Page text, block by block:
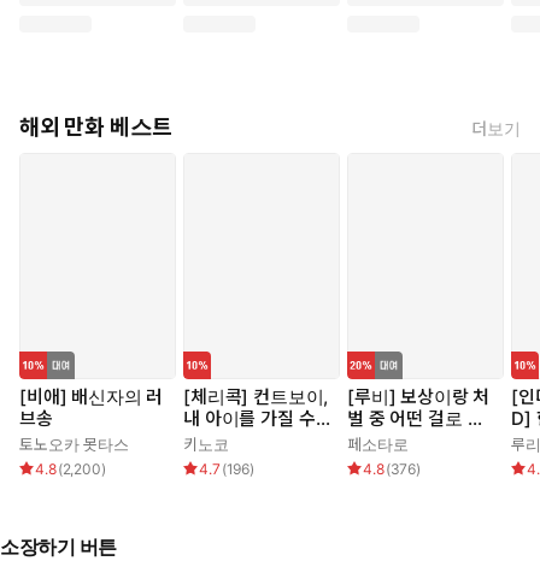
해외 만화 베스트 더보기
[비애] 배신자의 러
브송
토노오카 못타스
4.8(2,200)
[체리콕] 컨트보이,
내 아이를 가질 수
있습니다!
키노코
4.7 (196)
[루비] 보상이랑 처
벌 중 어떤 걸로 할
래요?
페소타로
4.8(376)
[인
D]
봐
루
소장하기 버튼